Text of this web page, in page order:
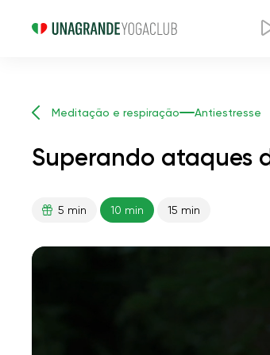
Meditação e respiração Antiestresse
Superando ataques
5 min 10 min 15 min